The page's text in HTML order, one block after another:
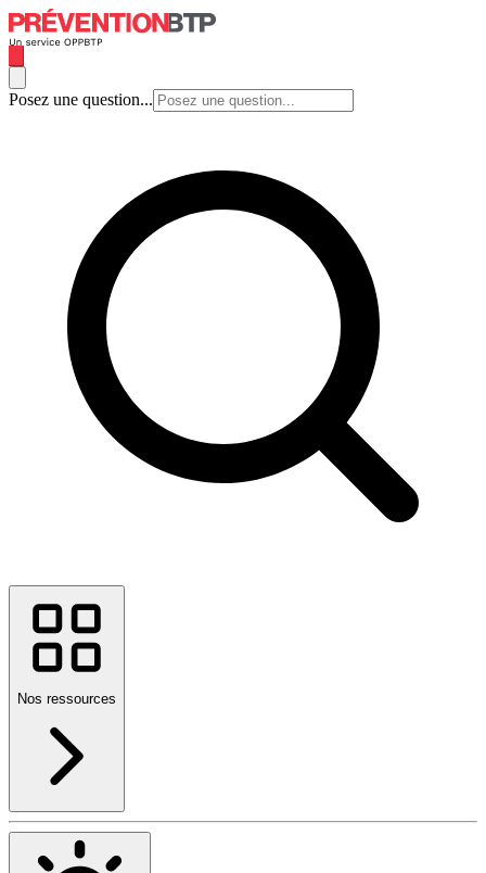
Posez une question...
Nos ressources